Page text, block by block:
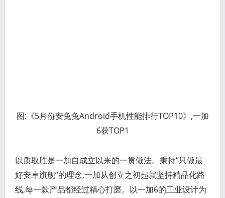
图:《5月份安兔兔Android手机性能排行TOP10》,一加
6获TOP1
以质取胜是一加自成立以来的一贯做法。秉持“只做最
好安卓旗舰”的理念,一加从创立之初起就坚持精品化路
线,每一款产品都经过精心打磨。以一加6的工业设计为